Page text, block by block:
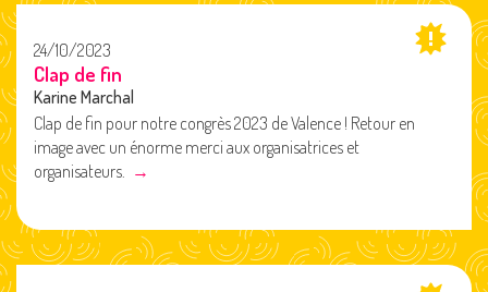
24/10/2023
Clap de fin
Karine Marchal
Clap de fin pour notre congrès 2023 de Valence ! Retour en
image avec un énorme merci aux organisatrices et
organisateurs. →